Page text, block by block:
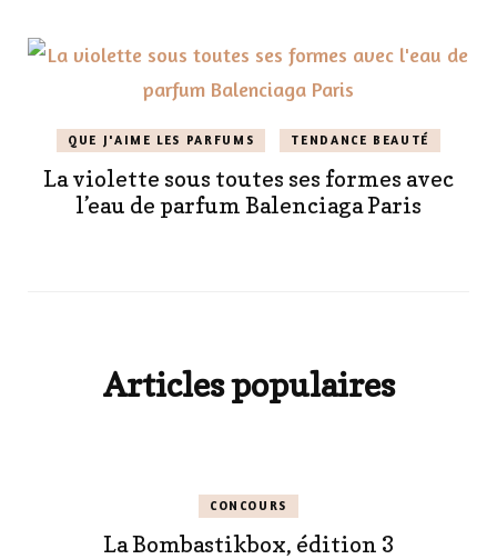
QUE J'AIME LES PARFUMS TENDANCE BEAUTÉ
La violette sous toutes ses formes avec
l’eau de parfum Balenciaga Paris
Articles populaires
CONCOURS
La Bombastikbox, édition 3